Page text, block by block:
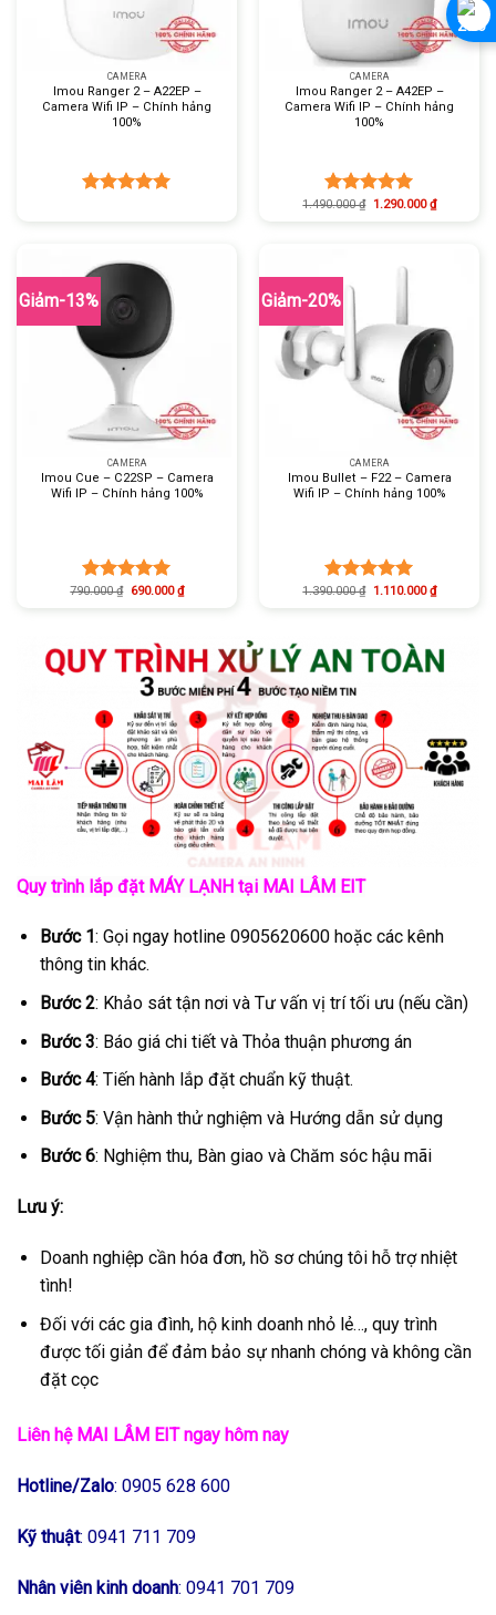
CAMERA
Imou Ranger 2 – A22EP –
Camera Wifi IP – Chính hảng
100%
CAMERA
Imou Ranger 2 – A42EP –
Camera Wifi IP – Chính hảng
100%
Được xếp
1.490.000₫ 1.290.000₫
Giảm-13%
CAMERA
Imou Cue – C22SP – Camera
Wifi IP – Chính hảng 100%
Được xếp
790.000₫ 690.000₫
Giảm-20%
CAMERA
Imou Bullet – F22 – Camera
Wifi IP – Chính hảng 100%
Được xếp
1.390.000₫ 1.110.000₫
Quy trình lắp đặt MÁY LẠNH tại MAI LÂM EIT
Bước 1 : Gọi ngay hotline 0905620600 hoặc các kênh
thông tin khác.
Bước 2: Khảo sát tận nơi và Tư vấn vị trí tối ưu (nếu cần)
Bước 3: Báo giá chi tiết và Thỏa thuận phương án
Bước 4: Tiến hành lắp đặt chuẩn kỹ thuật.
Bước 5: Vận hành thử nghiệm và Hướng dẫn sử dụng
Bước 6: Nghiệm thu, Bàn giao và Chăm sóc hậu mãi
Lưu ý:
Doanh nghiệp cần hóa đơn, hồ sơ chúng tôi hỗ trợ nhiệt
tình!
Đối với các gia đình, hộ kinh doanh nhỏ lẻ…, quy trình
được tối giản để đảm bảo sự nhanh chóng và không cần
đặt cọc
Liên hệ MAI LÂM EIT ngay hôm nay
Hotline/Zalo: 0905 628 600
Kỹ thuật: 0941 711 709
Nhân viên kinh doanh: 0941 701 709